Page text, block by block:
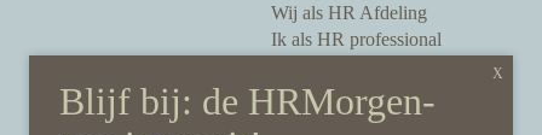
Wij als HR Afdeling
Ik als HR professional
Onze auteurs
Onze partners
Sponsoring